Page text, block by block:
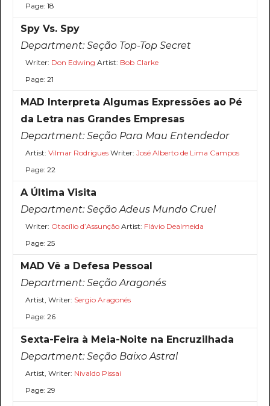
Page: 18
Spy Vs. Spy
Department:Seção Top-Top Secret
Writer: Don Edwing Artist: Bob Clarke
Page: 21
MAD Interpreta Algumas Expressões ao Pé
da Letra nas Grandes Empresas
Department:Seção Para Mau Entendedor
Artist: Vilmar RodriguesWriter: José Alberto de Lima Campos
Page: 22
A Última Visita
Department:Seção Adeus Mundo Cruel
Writer: Otacílio d’AssunçãoArtist: Flávio Dealmeida
Page: 25
MAD Vê a Defesa Pessoal
Department:Seção Aragonés
Artist, Writer: Sergio Aragonés
Page: 26
Sexta-Feira à Meia-Noite na Encruzilhada
Department:Seção Baixo Astral
Artist, Writer: Nivaldo Pissai
Page: 29